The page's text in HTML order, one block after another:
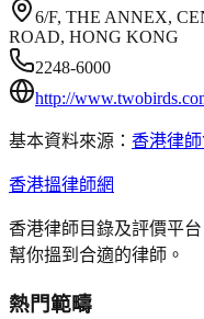
6/F, THE ANNEX,
ROAD, HONG KONG
2248-6000
http://
基本資料來源： 香港律
香港搵律師網
香港律師目錄及評價平台
幫你搵到合適的律師。
熱門範疇